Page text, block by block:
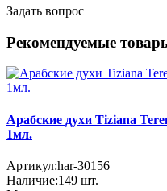
Задать вопрос
Рекомендуемые
Арабские духи Tiziana
1мл.
Артикул:har-30156
Наличие:149 шт.